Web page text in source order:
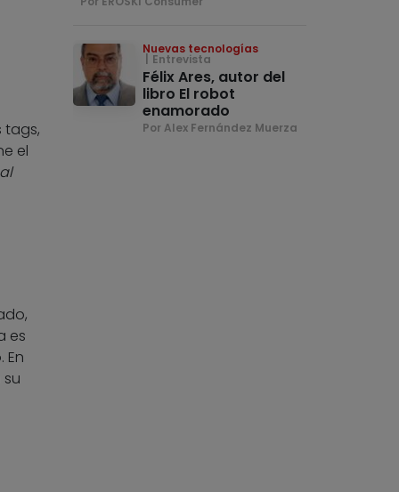
tags,
el
es
En
Nuevas tecnologías
Entrevista
Félix Ares, autor del
libro El robot
enamorado
Por Alex Fernández Muerza